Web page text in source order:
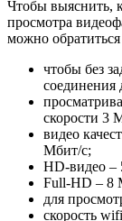
Обратите
просмотр
от желания
интернет
невозможным
ниже, чем
Тем не менее не